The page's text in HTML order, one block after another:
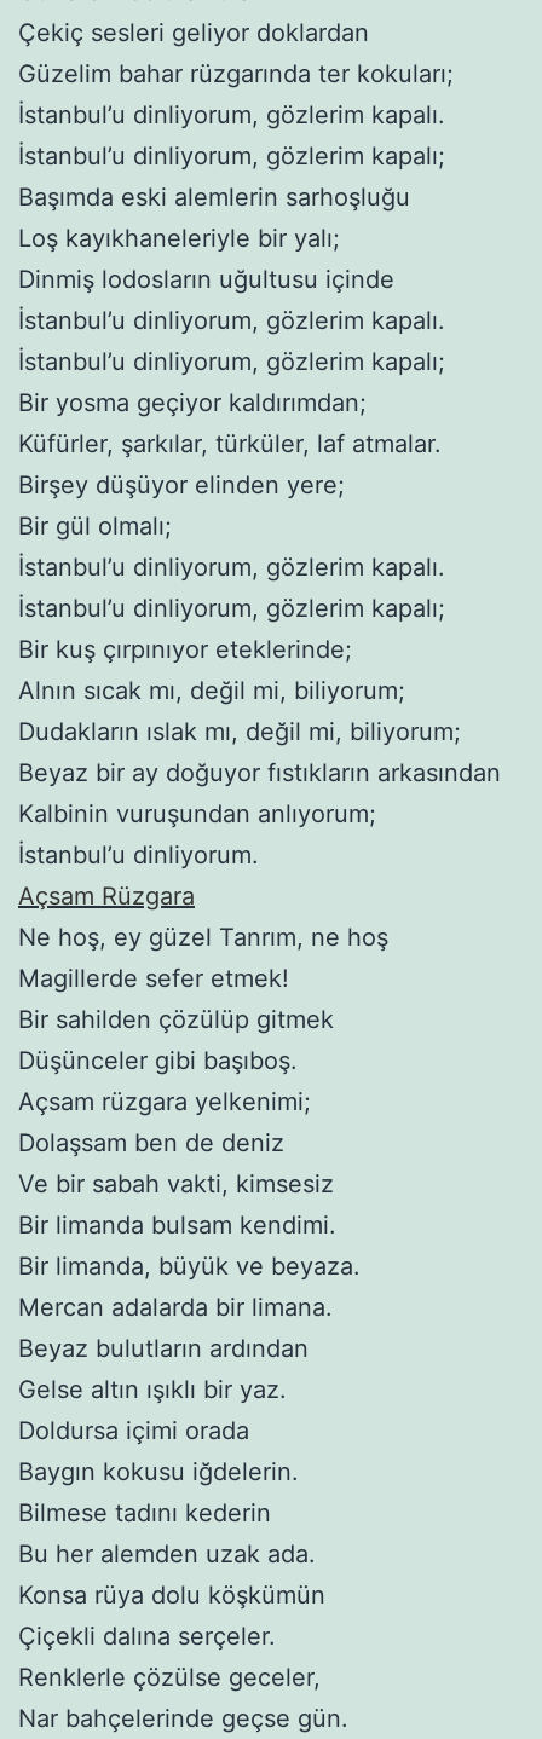
Çekiç sesleri geliyor doklardan
Güzelim bahar rüzgarında ter kokuları;
İstanbul’u dinliyorum, gözlerim kapalı.
İstanbul’u dinliyorum, gözlerim kapalı;
Başımda eski alemlerin sarhoşluğu
Loş kayıkhaneleriyle bir yalı;
Dinmiş lodosların uğultusu içinde
İstanbul’u dinliyorum, gözlerim kapalı.
İstanbul’u dinliyorum, gözlerim kapalı;
Bir yosma geçiyor kaldırımdan;
Küfürler, şarkılar, türküler, laf atmalar.
Birşey düşüyor elinden yere;
Bir gül olmalı;
İstanbul’u dinliyorum, gözlerim kapalı.
İstanbul’u dinliyorum, gözlerim kapalı;
Bir kuş çırpınıyor eteklerinde;
Alnın sıcak mı, değil mi, biliyorum;
Dudakların ıslak mı, değil mi, biliyorum;
Beyaz bir ay doğuyor fıstıkların arkasından
Kalbinin vuruşundan anlıyorum;
İstanbul’u dinliyorum.
Açsam Rüzgara
Ne hoş, ey güzel Tanrım, ne hoş
Magillerde sefer etmek!
Bir sahilden çözülüp gitmek
Düşünceler gibi başıboş.
Açsam rüzgara yelkenimi;
Dolaşsam ben de deniz
Ve bir sabah vakti, kimsesiz
Bir limanda bulsam kendimi.
Bir limanda, büyük ve beyaza.
Mercan adalarda bir limana.
Beyaz bulutların ardından
Gelse altın ışıklı bir yaz.
Doldursa içimi orada
Baygın kokusu iğdelerin.
Bilmese tadını kederin
Bu her alemden uzak ada.
Konsa rüya dolu köşkümün
Çiçekli dalına serçeler.
Renklerle çözülse geceler,
Nar bahçelerinde geçse gün.